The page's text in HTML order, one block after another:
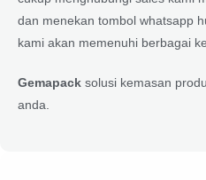
dan menekan tombol whatsapp
kami akan memenuhi berbagai
Gemapack solusi kemasan
anda.